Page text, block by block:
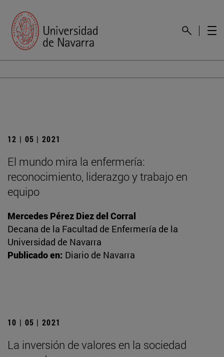
12 | 05 | 2021
El mundo mira la enfermería:
reconocimiento, liderazgo y trabajo en
equipo
Mercedes Pérez Diez del Corral
Decana de la Facultad de Enfermería de la
Universidad de Navarra
Publicado en: Diario de Navarra
10 | 05 | 2021
La inversión de valores en la sociedad